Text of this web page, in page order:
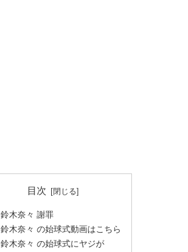
目次
鈴木奈々 謝罪
鈴木奈々 の始球式動画はこちら
鈴木奈々 の始球式にヤジが